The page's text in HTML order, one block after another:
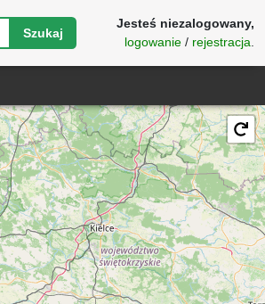
Szukaj
Jesteś niezalogowany,
logowanie / rejestracja